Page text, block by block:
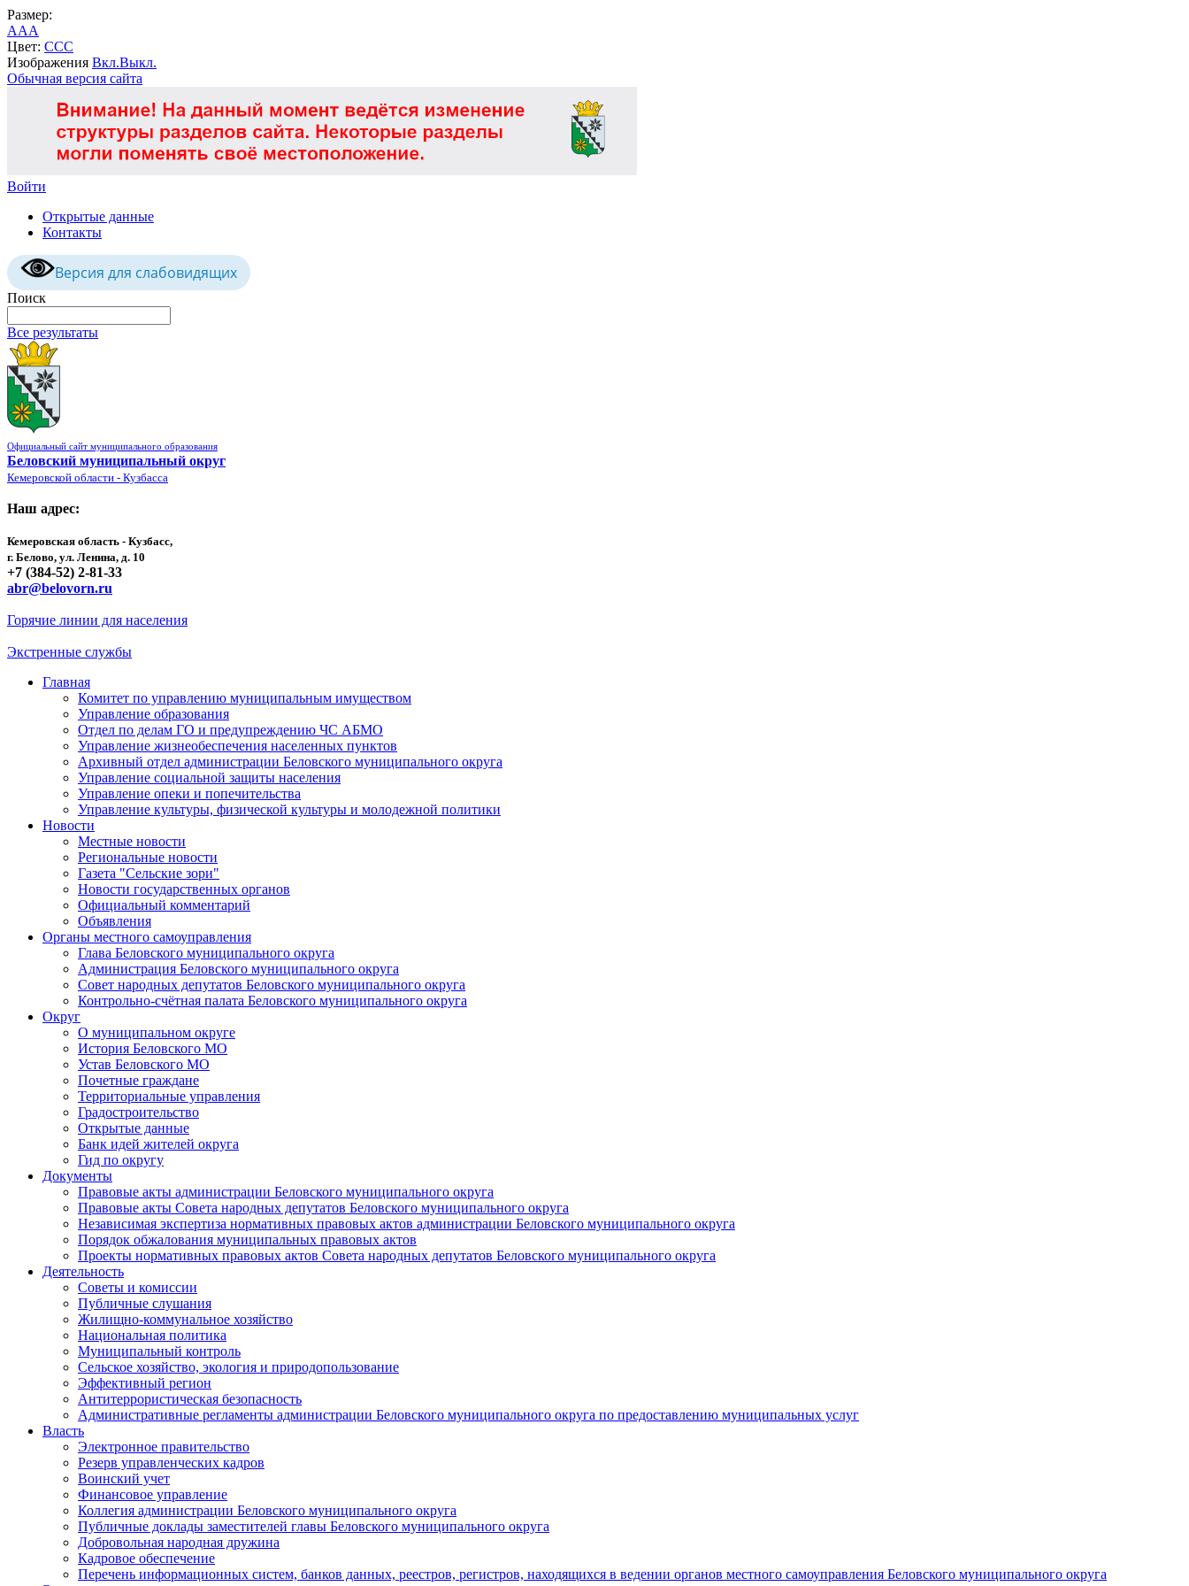
Размер:
AAA
Цвет: CCC
Изображения Вкл.Выкл.
Обычная версия сайта
Войти
Открытые данные
Контакты
Версия для слабовидящих
Поиск
Все результаты
Официальный сайт муниципального образования
Беловский муниципальный округ
Кемеровской области - Кузбасса
Наш адрес:
Кемеровская область - Кузбасс,
г. Белово, ул. Ленина, д. 10
+7 (384-52) 2-81-33
abr@belovorn.ru
Горячие линии для населения
Экстренные службы
Главная
Комитет по управлению муниципальным имуществом
Управление образования
Отдел по делам ГО и предупреждению ЧС АБМО
Управление жизнеобеспечения населенных пунктов
Архивный отдел администрации Беловского муниципального округа
Управление социальной защиты населения
Управление опеки и попечительства
Управление культуры, физической культуры и молодежной политики
Новости
Местные новости
Региональные новости
Газета "Сельские зори"
Новости государственных органов
Официальный комментарий
Объявления
Органы местного самоуправления
Глава Беловского муниципального округа
Администрация Беловского муниципального округа
Совет народных депутатов Беловского муниципального округа
Контрольно-счётная палата Беловского муниципального округа
Округ
О муниципальном округе
История Беловского МО
Устав Беловского МО
Почетные граждане
Территориальные управления
Градостроительство
Открытые данные
Банк идей жителей округа
Гид по округу
Документы
Правовые акты администрации Беловского муниципального округа
Правовые акты Совета народных депутатов Беловского муниципального округа
Независимая экспертиза нормативных правовых актов администрации Беловского муниципального округа
Порядок обжалования муниципальных правовых актов
Проекты нормативных правовых актов Совета народных депутатов Беловского муниципального округа
Деятельность
Советы и комиссии
Публичные слушания
Жилищно-коммунальное хозяйство
Национальная политика
Муниципальный контроль
Сельское хозяйство, экология и природопользование
Эффективный регион
Антитеррористическая безопасность
Административные регламенты администрации Беловского муниципального округа по предоставлению муниципальных услуг
Власть
Электронное правительство
Резерв управленческих кадров
Воинский учет
Финансовое управление
Коллегия администрации Беловского муниципального округа
Публичные доклады заместителей главы Беловского муниципального округа
Добровольная народная дружина
Кадровое обеспечение
Перечень информационных систем, банков данных, реестров, регистров, находящихся в ведении органов местного самоуправления Беловского муниципального округа